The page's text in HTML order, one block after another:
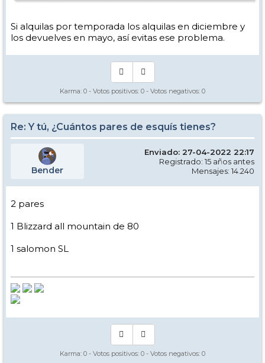
Si alquilas por temporada los alquilas en diciembre y
los devuelves en mayo, así evitas ese problema.
Karma: 0 - Votos positivos: 0 - Votos negativos: 0
Re: Y tú, ¿Cuántos pares de esquís tienes?
Bender
Enviado: 27-04-2022 22:17
Registrado: 15 años antes
Mensajes: 14.240
2 pares
1 Blizzard all mountain de 80
1 salomon SL
Karma: 0 - Votos positivos: 0 - Votos negativos: 0